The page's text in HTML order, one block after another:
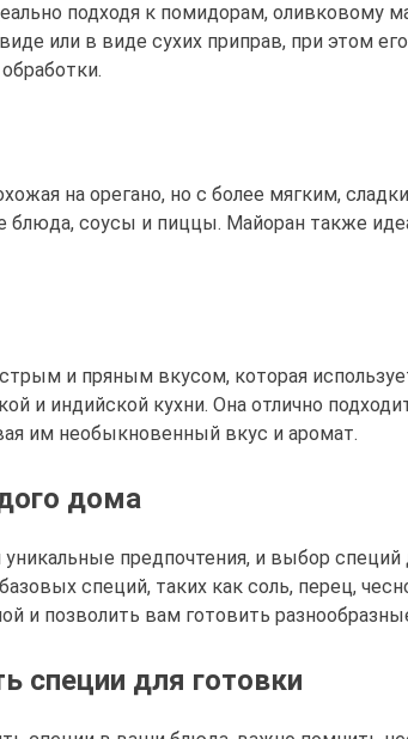
подходя к помидорам, оливковому
или в виде сухих приправ, при этом
на орегано, но с более мягким,
блюда, соусы и пиццы. Майоран также
и пряным вкусом, которая
и индийской кухни. Она отлично
им необыкновенный вкус и аромат.
дома
предпочтения, и выбор
специй, таких как соль, перец,
и позволить вам готовить
специи для готовки